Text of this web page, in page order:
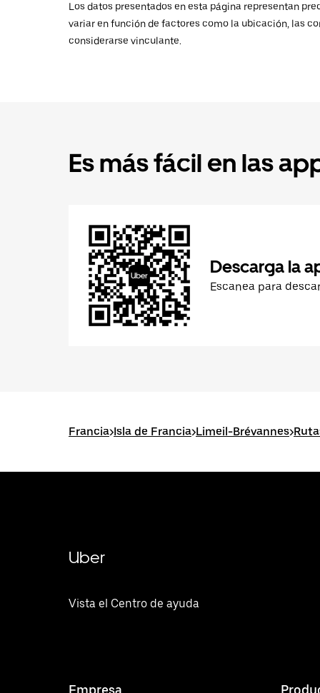
Los datos presentados en esta página representan
variar en función de factores como la ubicación, las
considerarse vinculante.
Es más fácil en las
Descarga la
Escanea para
Francia>Isla de Francia>Limeil-Brévannes>
Uber
Vista el Centro de ayuda
Empresa